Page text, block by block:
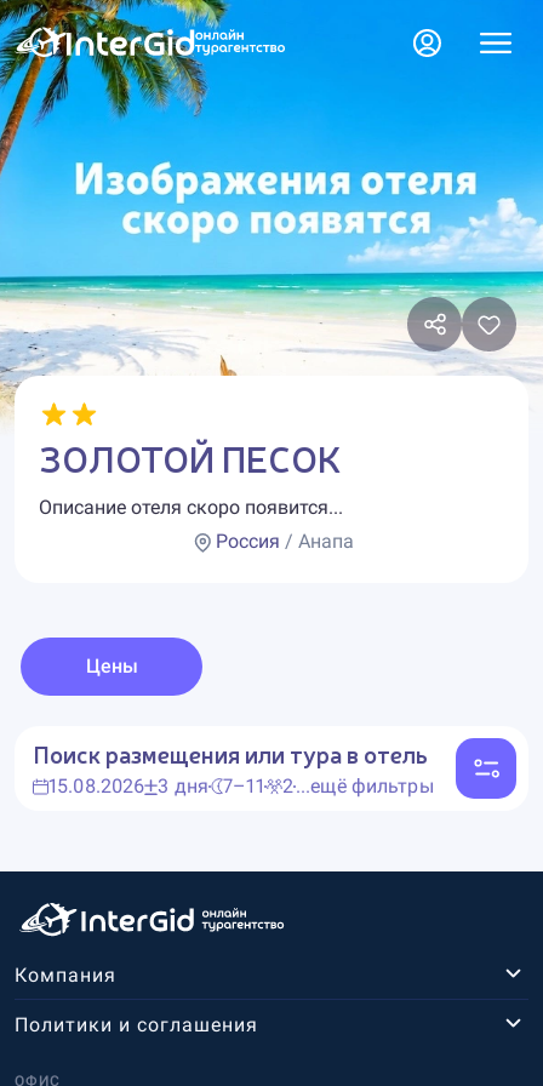
ЗОЛОТОЙ ПЕСОК
Описание отеля скоро появится...
Россия / Анапа
Цены
Поиск размещения или тура в отель
15.08.2026 3 дня 7–11 2...ещё фильтры
Компания
ОФИС
Политики и соглашения